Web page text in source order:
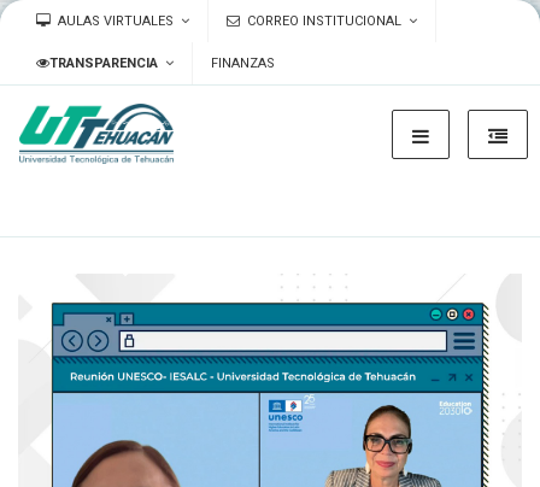
AULAS VIRTUALES CORREO INSTITUCIONAL
TRANSPARENCIA FINANZAS